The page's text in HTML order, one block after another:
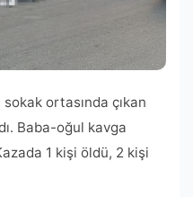
ortasında çıkan
Baba-oğul kavga
1 kişi öldü, 2 kişi